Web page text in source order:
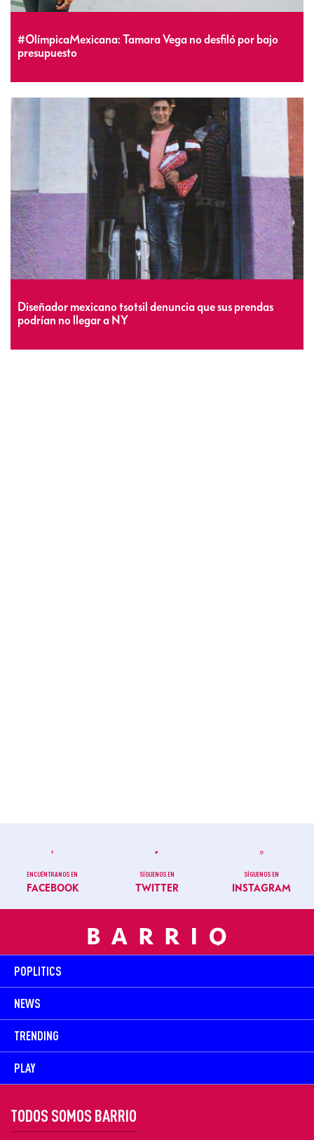
#OlímpicaMexicana: Tamara Vega no desfiló por bajo
presupuesto
Diseñador mexicano tsotsil denuncia que sus prendas
podrían no llegar a NY
ENCUÉNTRANOS EN
FACEBOOK
SÍGUENOS EN
TWITTER
SÍGUENOS EN
INSTAGRAM
POPLITICS
NEWS
TRENDING
PLAY
TODOS SOMOS BARRIO